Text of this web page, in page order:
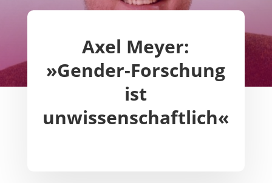
Axel Meyer:
»Gender-Forschung
ist
unwissenschaftlich«